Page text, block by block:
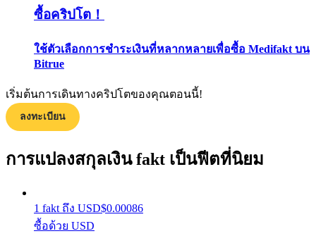
ได้รับ
ซื้อคริปโต！
ใช้ตัวเลือกการชำระเงินที่หลากหลายเพื่อซื้อ Medifakt บน
Bitrue
เริ่มต้นการเดินทางคริปโตของคุณตอนนี้!
ลงทะเบียน
การแปลงสกุลเงิน fakt เป็นฟีตที่นิยม
1 fakt ถึง USD$0.00086
ซื้อด้วย USD